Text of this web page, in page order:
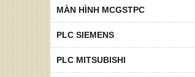
MÀN HÌNH MCGSTPC
PLC SIEMENS
PLC MITSUBISHI